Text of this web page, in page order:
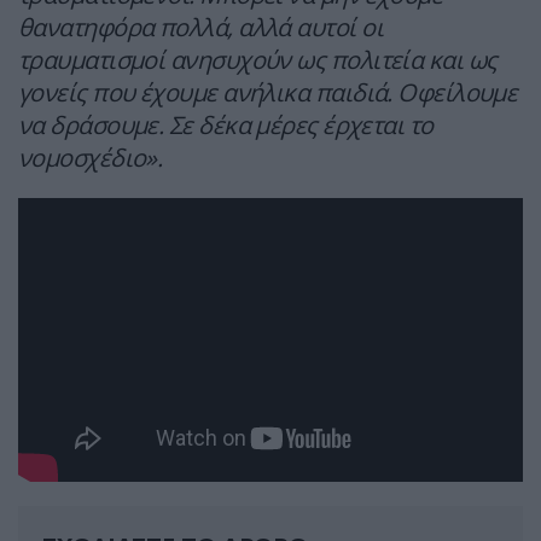
θανατηφόρα πολλά, αλλά αυτοί οι
τραυματισμοί ανησυχούν ως πολιτεία και ως
γονείς που έχουμε ανήλικα παιδιά. Οφείλουμε
να δράσουμε. Σε δέκα μέρες έρχεται το
νομοσχέδιο».